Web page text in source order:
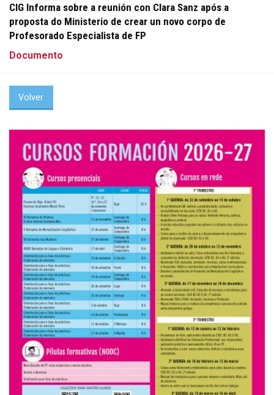
CIG Informa sobre a reunión con Clara Sanz após a
proposta do Ministerio de crear un novo corpo de
Profesorado Especialista de FP
Documento
Volver